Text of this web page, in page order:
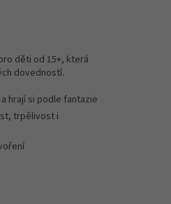
děti od 15+, která
dovedností.
hrají si podle fantazie
trpělivost i